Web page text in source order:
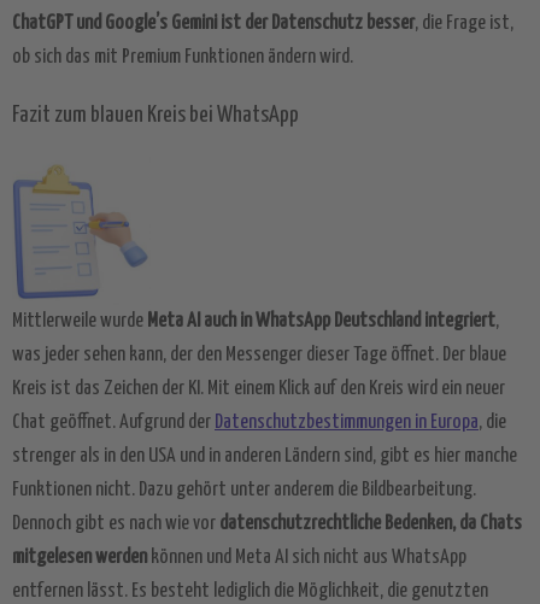
ChatGPT und Google’s Gemini ist der Datenschutz besser, die Frage ist,
ob sich das mit Premium Funktionen ändern wird.
Fazit zum blauen Kreis bei WhatsApp
Mittlerweile wurde Meta AI auch in WhatsApp Deutschland integriert,
was jeder sehen kann, der den Messenger dieser Tage öffnet. Der blaue
Kreis ist das Zeichen der KI. Mit einem Klick auf den Kreis wird ein neuer
Chat geöffnet. Aufgrund der Datenschutzbestimmungen in Europa, die
strenger als in den USA und in anderen Ländern sind, gibt es hier manche
Funktionen nicht. Dazu gehört unter anderem die Bildbearbeitung.
Dennoch gibt es nach wie vor datenschutzrechtliche Bedenken, da Chats
mitgelesen werden können und Meta AI sich nicht aus WhatsApp
entfernen lässt. Es besteht lediglich die Möglichkeit, die genutzten